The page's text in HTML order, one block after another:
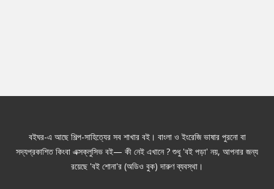
বইঘর-এ আছে শিল্প-সাহিত্যের সব শাখার বই। বাংলা ও ইংরেজি ভাষার পুরনো বা
সদ্যপ্রকাশিত কিংবা এক্সক্লুসিভ বই— কী নেই এখানে ? শুধু 'বই পড়া' নয়, আপনার জন্য
রয়েছে 'বই শোনা'র (অডিও বুক) দারুণ ব্যবস্থা।